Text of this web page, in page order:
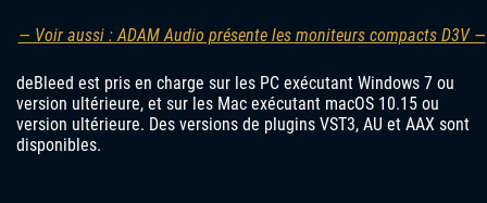
— Voir aussi : ADAM Audio présente les moniteurs compacts D3V —
deBleed est pris en charge sur les PC exécutant Windows 7 ou
version ultérieure, et sur les Mac exécutant macOS 10.15 ou
version ultérieure. Des versions de plugins VST3, AU et AAX sont
disponibles.